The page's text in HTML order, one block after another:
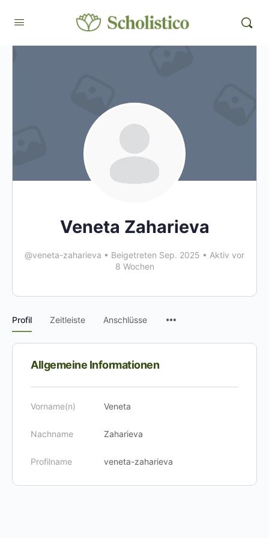
Veneta Zaharieva
@veneta-zaharieva • Beigetreten Sep. 2025 • Aktiv vor
8 Wochen
Profil Zeitleiste Anschlüsse
Allgemeine Informationen
Vorname(n) Veneta
Nachname Zaharieva
Profilname veneta-zaharieva